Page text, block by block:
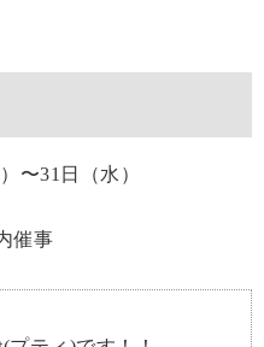
〜31日（水）
催事